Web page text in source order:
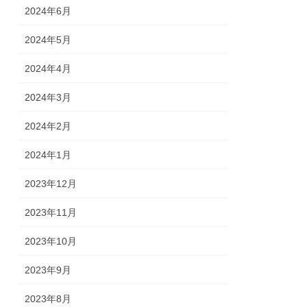
2024年6月
2024年5月
2024年4月
2024年3月
2024年2月
2024年1月
2023年12月
2023年11月
2023年10月
2023年9月
2023年8月